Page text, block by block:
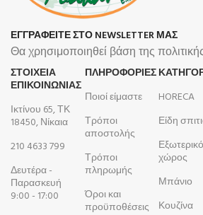
ΕΓΓΡΑΦΕΙΤΕ ΣΤΟ NEWSLETTER ΜΑΣ
Θα χρησιμοποιηθεί βάση της
ΣΤΟΙΧΕΙΑ
ΕΠΙΚΟΙΝΩΝΙΑΣ
Ικτίνου 65, ΤΚ
18450, Νίκαια
210 4633 799
Δευτέρα -
Παρασκευή
9:00 - 17:00
ΠΛΗΡΟΦΟΡΊΕΣ
Ποιοί είμαστε
Τρόποι
αποστολής
Τρόποι
πληρωμής
Όροι και
προϋποθέσεις
HORECA
Είδη
χώρος
Μπάνιο
Κουζίνα